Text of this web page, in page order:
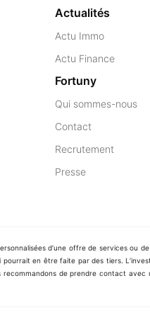
Actualités
Actu Immo
Actu Finance
Fortuny
Qui sommes-nous
Contact
Recrutement
Presse
d’une offre de services ou
en être faite par des tiers.
de prendre contact